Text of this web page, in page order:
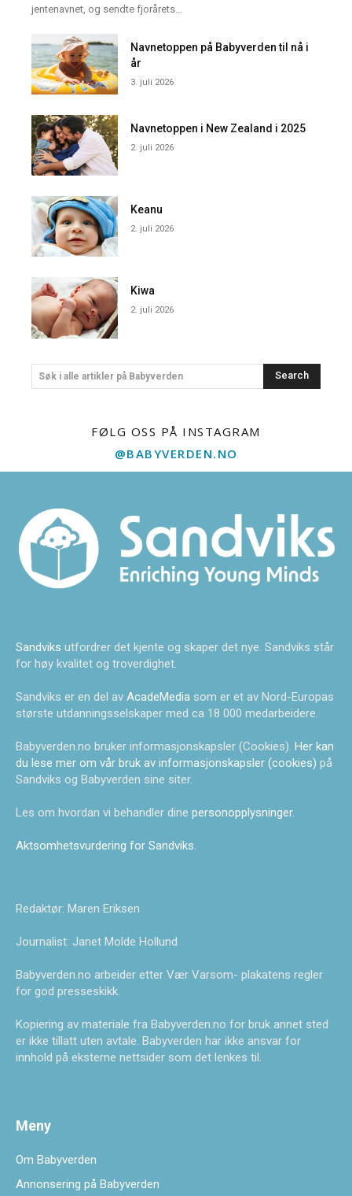
jentenavnet, og sendte fjorårets...
Navnetoppen på Babyverden til nå i
år
3. juli 2026
Navnetoppen i New Zealand i 2025
2. juli 2026
Keanu
2. juli 2026
Kiwa
2. juli 2026
Søk i alle artikler på Babyverden Search
FØLG OSS PÅ INSTAGRAM
@BABYVERDEN.NO
Sandviks utfordrer det kjente og skaper det nye. Sandviks står
for høy kvalitet og troverdighet.
Sandviks er en del av AcadeMedia som er et av Nord-Europas
største utdanningsselskaper med ca 18 000 medarbeidere.
Babyverden.no bruker informasjonskapsler (Cookies). Her kan
du lese mer om vår bruk av informasjonskapsler (cookies) på
Sandviks og Babyverden sine siter.
Les om hvordan vi behandler dine personopplysninger.
Aktsomhetsvurdering for Sandviks.
Redaktør: Maren Eriksen
Journalist: Janet Molde Hollund
Babyverden.no arbeider etter Vær Varsom- plakatens regler
for god presseskikk.
Kopiering av materiale fra Babyverden.no for bruk annet sted
er ikke tillatt uten avtale. Babyverden har ikke ansvar for
innhold på eksterne nettsider som det lenkes til.
Meny
Om Babyverden
Annonsering på Babyverden